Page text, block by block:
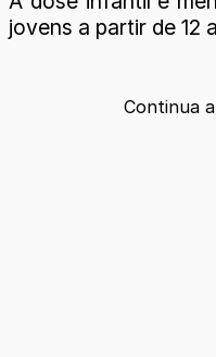
jovens a partir de 12
Continua